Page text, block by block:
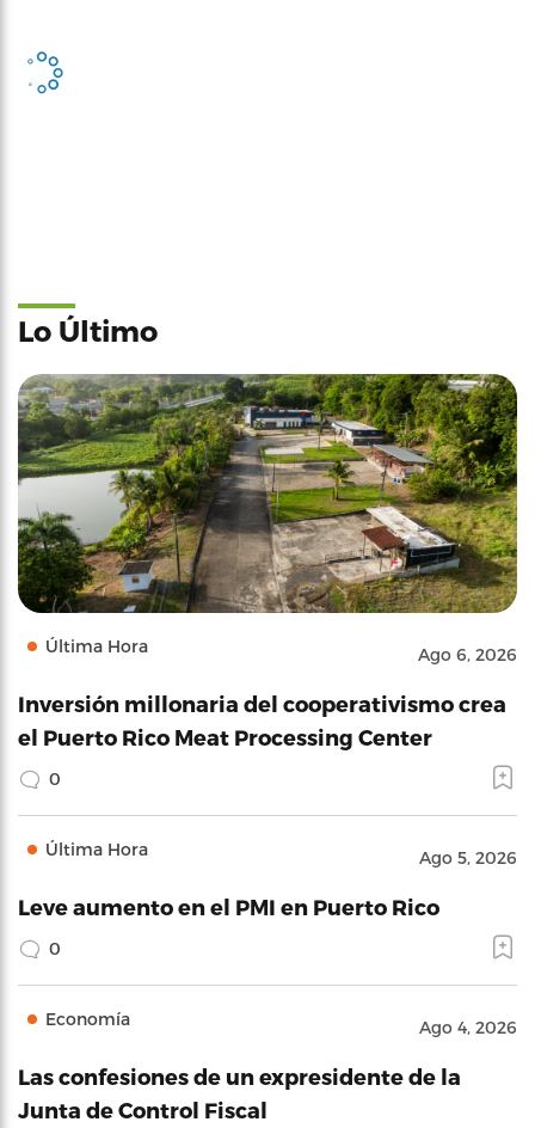
Lo Último
Última Hora Ago 6, 2026
Inversión millonaria del cooperativismo crea
el Puerto Rico Meat Processing Center
0
Última Hora Ago 5, 2026
Leve aumento en el PMI en Puerto Rico
0
Economía Ago 4, 2026
Las confesiones de un expresidente de la
Junta de Control Fiscal